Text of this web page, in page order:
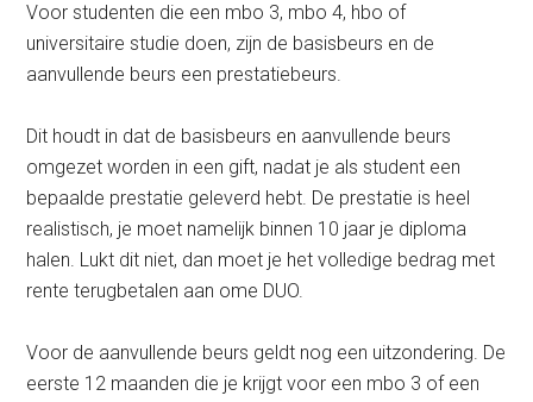
Voor studenten die een mbo 3, mbo 4, hbo of
universitaire studie doen, zijn de basisbeurs en de
aanvullende beurs een prestatiebeurs.
Dit houdt in dat de basisbeurs en aanvullende beurs
omgezet worden in een gift, nadat je als student een
bepaalde prestatie geleverd hebt. De prestatie is heel
realistisch, je moet namelijk binnen 10 jaar je diploma
halen. Lukt dit niet, dan moet je het volledige bedrag met
rente terugbetalen aan ome DUO.
Voor de aanvullende beurs geldt nog een uitzondering. De
eerste 12 maanden die je krijgt voor een mbo 3 of een